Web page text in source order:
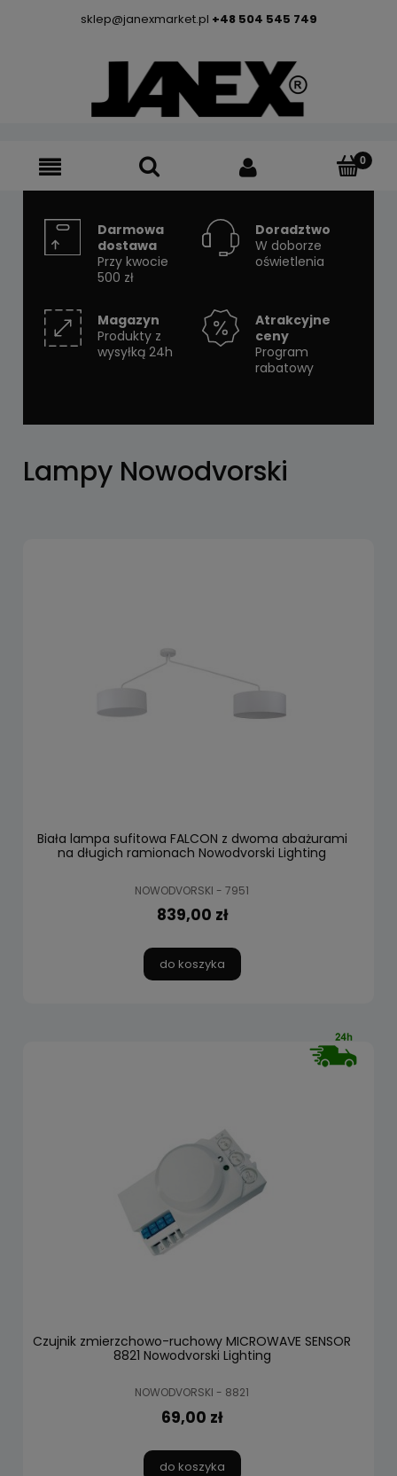
sklep@janexmarket.pl +48 504 545 749
Darmowa
dostawa
Przy kwocie
500 zł
Doradztwo
W doborze
oświetlenia
Magazyn
Produkty z
wysyłką 24h
Atrakcyjne
ceny
Program
rabatowy
Lampy Nowodvorski
Biała lampa sufitowa FALCON z dwoma abażurami
na długich ramionach Nowodvorski Lighting
NOWODVORSKI - 7951
839,00 zł
do koszyka
Czujnik zmierzchowo-ruchowy MICROWAVE SENSOR
8821 Nowodvorski Lighting
NOWODVORSKI - 8821
69,00 zł
do koszyka